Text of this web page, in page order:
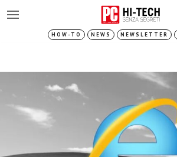
HOW-TO NEWS NEWSLETTER